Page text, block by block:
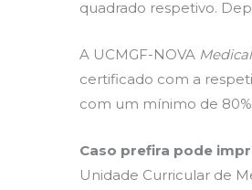
quadrado respetivo.
A UCMGF-NOVA
certificado com a
com um mínimo de
Caso prefira pode
Unidade Curricular de